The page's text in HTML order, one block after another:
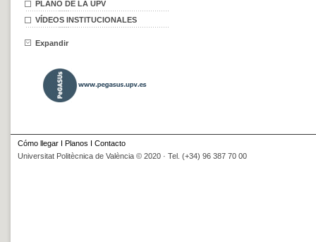
PLANO DE LA UPV
VÍDEOS INSTITUCIONALES
Expandir
Cómo llegar I Planos I Contacto
Universitat Politècnica de València © 2020 · Tel. (+34) 96 387 70 00